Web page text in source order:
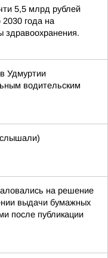
5,5 млрд рублей
года на
Удмуртии
водительским
на решение
выдачи бумажных
после публикации